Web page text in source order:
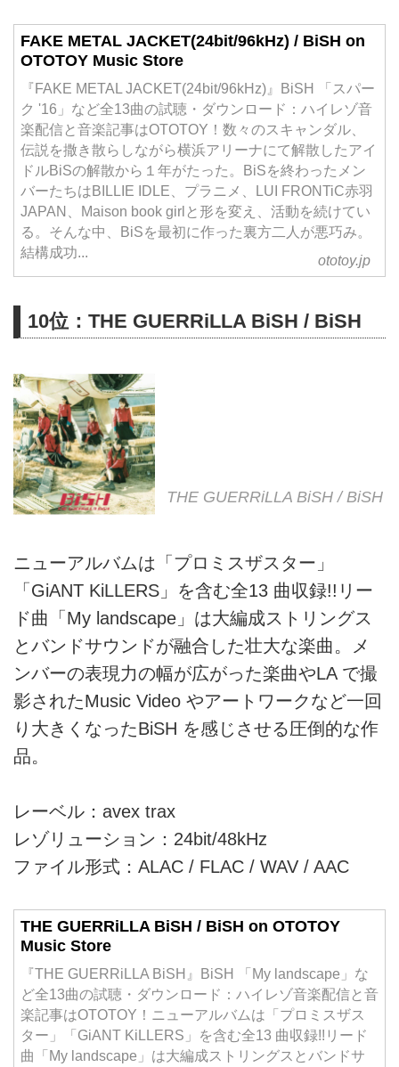
FAKE METAL JACKET(24bit/96kHz) / BiSH on
OTOTOY Music Store
『FAKE METAL JACKET(24bit/96kHz)』BiSH 「スパー
ク '16」など全13曲の試聴・ダウンロード：ハイレゾ音
楽配信と音楽記事はOTOTOY！数々のスキャンダル、
伝説を撒き散らしながら横浜アリーナにて解散したアイ
ドルBiSの解散から１年がたった。BiSを終わったメン
バーたちはBILLIE IDLE、プラニメ、LUI FRONTiC赤羽
JAPAN、Maison book girlと形を変え、活動を続けてい
る。そんな中、BiSを最初に作った裏方二人が悪巧み。
結構成功...
ototoy.jp
10位：THE GUERRiLLA BiSH / BiSH
THE GUERRiLLA BiSH / BiSH
ニューアルバムは「プロミスザスター」
「GiANT KiLLERS」を含む全13 曲収録!!リー
ド曲「My landscape」は大編成ストリングス
とバンドサウンドが融合した壮大な楽曲。メ
ンバーの表現力の幅が広がった楽曲やLA で撮
影されたMusic Video やアートワークなど一回
り大きくなったBiSH を感じさせる圧倒的な作
品。
レーベル：avex trax
レゾリューション：24bit/48kHz
ファイル形式：ALAC / FLAC / WAV / AAC
THE GUERRiLLA BiSH / BiSH on OTOTOY
Music Store
『THE GUERRiLLA BiSH』BiSH 「My landscape」な
ど全13曲の試聴・ダウンロード：ハイレゾ音楽配信と音
楽記事はOTOTOY！ニューアルバムは「プロミスザス
ター」「GiANT KiLLERS」を含む全13 曲収録!!リード
曲「My landscape」は大編成ストリングスとバンドサ